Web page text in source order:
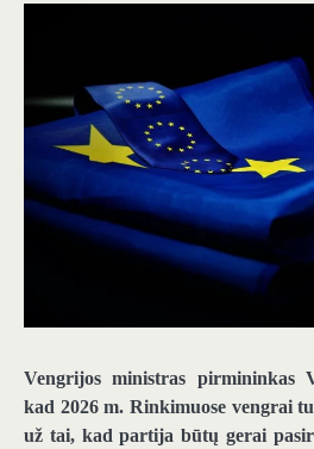
Vengrijos ministras pirmininkas
kad 2026 m. Rinkimuose vengrai
už tai, kad partija būtų gerai